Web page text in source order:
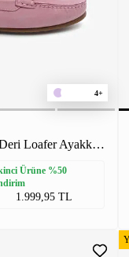
4+
Kadın Pembe Hakiki Deri Loafer Ayakkabı
Ürüne %50
1.999,95 TL